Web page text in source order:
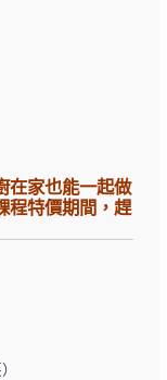
在家也能一起做
程特價期間，趕